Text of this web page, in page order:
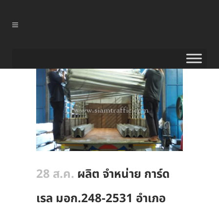
28 ส.ค. ผลิต จำหน่าย การ์ด
เรล มอก.248-2531 อำเภอ